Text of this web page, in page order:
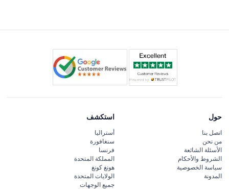
حول
اتصل بنا
من نحن
الأسئلة الشائعة
الشروط والأحكام
سياسة الخصوصية
المدونة
استكشف
أستراليا
سنغافورة
فرنسا
المملكة المتحدة
هونغ كونغ
الولايات المتحدة
جميع الوجهات